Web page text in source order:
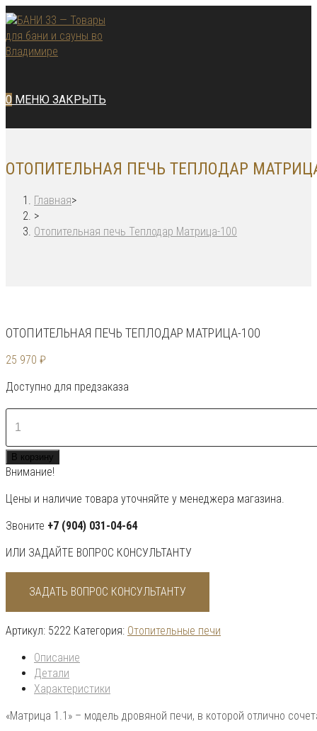
Перейти
к
содержимому
0 МЕНЮ ЗАКРЫТЬ
ОТОПИТЕЛЬНАЯ ПЕЧЬ ТЕПЛОДАР
Главная>
>
Отопительная печь Теплодар Матрица-100
ОТОПИТЕЛЬНАЯ ПЕЧЬ ТЕПЛОДАР МАТРИЦА-100
25 970 ₽
Доступно для предзаказа
Количество
товара
Отопительная
печь
Теплодар
Матрица-100
В корзину
Внимание!
Цены и наличие товара уточняйте у менеджера магазина.
Звоните +7 (904) 031-04-64
ИЛИ ЗАДАЙТЕ ВОПРОС КОНСУЛЬТАНТУ
ЗАДАТЬ ВОПРОС КОНСУЛЬТАНТУ
Артикул: 5222 Категория: Отопительные печи
Описание
Детали
Характеристики
«Матрица 1.1» – модель дровяной печи, в которой отлично